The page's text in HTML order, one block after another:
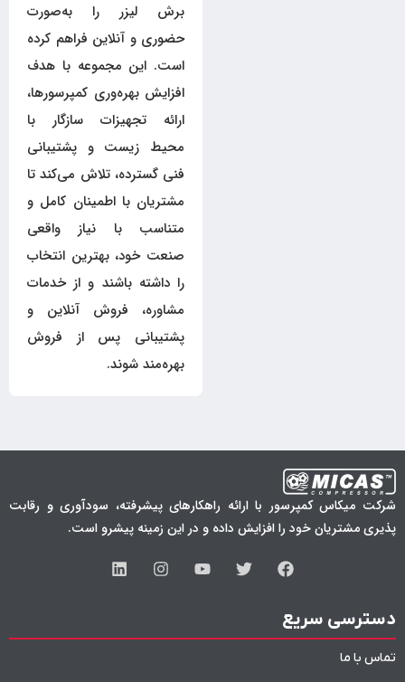
برش لیزر را به‌صورت
حضوری و آنلاین فراهم کرده
است. این مجموعه با هدف
افزایش بهره‌وری کمپرسورها،
ارائه تجهیزات سازگار با
محیط زیست و پشتیبانی
فنی گسترده، تلاش می‌کند تا
مشتریان با اطمینان کامل و
متناسب با نیاز واقعی
صنعت خود، بهترین انتخاب
را داشته باشند و از خدمات
مشاوره، فروش آنلاین و
پشتیبانی پس از فروش
بهره‌مند شوند.
شرکت میکاس کمپرسور با ارائه راهکارهای پیشرفته، سودآوری و رقابت
پذیری مشتریان خود را افزایش داده و در این زمینه پیشرو است.
دسترسی سریع
تماس با ما